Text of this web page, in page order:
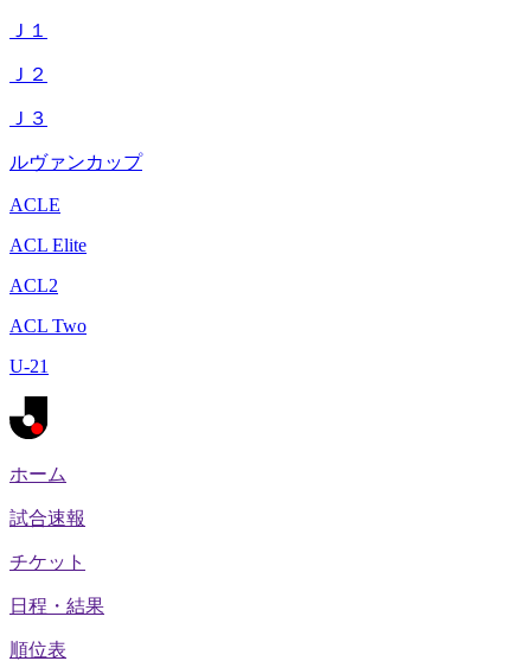
Ｊ１
Ｊ２
Ｊ３
ルヴァンカップ
ACLE
ACL Elite
ACL2
ACL Two
U-21
ホーム
試合速報
チケット
日程・結果
順位表